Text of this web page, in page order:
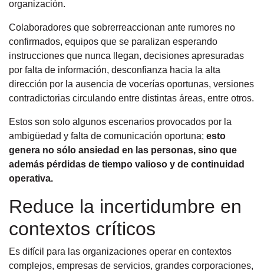
organización.
Colaboradores que sobrerreaccionan ante rumores no
confirmados, equipos que se paralizan esperando
instrucciones que nunca llegan, decisiones apresuradas
por falta de información, desconfianza hacia la alta
dirección por la ausencia de vocerías oportunas, versiones
contradictorias circulando entre distintas áreas, entre otros.
Estos son solo algunos escenarios provocados por la
ambigüedad y falta de comunicación oportuna; esto
genera no sólo ansiedad en las personas, sino que
además pérdidas de tiempo valioso y de continuidad
operativa.
Reduce la incertidumbre en
contextos críticos
Es difícil para las organizaciones operar en contextos
complejos, empresas de servicios, grandes corporaciones,